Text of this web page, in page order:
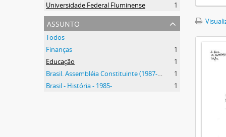
Universidade Federal Fluminense
1
assunto
Todos
Finanças
1
Educação
1
Brasil. Assembléia Constituinte (1987-1988)
1
Brasil - História - 1985-
1